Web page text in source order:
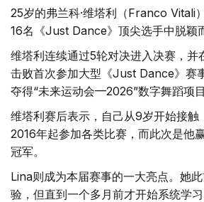
25岁的弗兰科·维塔利（Franco Vitali
16名《Just Dance》顶尖选手中脱颖
维塔利连续通过5轮对决进入决赛，并
击败首次参加大型《Just Dance》赛
夺得“未来运动会—2026”数字舞蹈项目
维塔利赛后表示，自己从9岁开始接
2016年起参加各类比赛，而此次是他
冠军。
Lina则成为本届赛事的一大亮点。她
验，但直到一个多月前才开始系统学